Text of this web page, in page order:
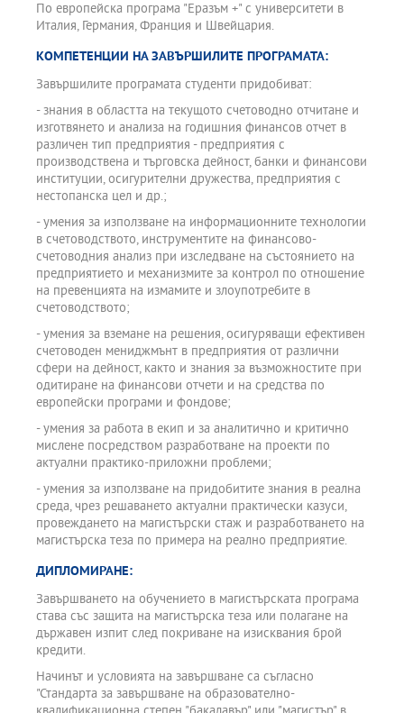
По европейска програма "Еразъм +" с университети в
Италия, Германия, Франция и Швейцария.
КОМПЕТЕНЦИИ НА ЗАВЪРШИЛИТЕ ПРОГРАМАТА:
Завършилите програмата студенти придобиват:
- знания в областта на текущото счетоводно отчитане и
изготвянето и анализа на годишния финансов отчет в
различен тип предприятия - предприятия с
производствена и търговска дейност, банки и финансови
институции, осигурителни дружества, предприятия с
нестопанска цел и др.;
- умения за използване на информационните технологии
в счетоводството, инструментите на финансово-
счетоводния анализ при изследване на състоянието на
предприятието и механизмите за контрол по отношение
на превенцията на измамите и злоупотребите в
счетоводството;
- умения за вземане на решения, осигуряващи ефективен
счетоводен мениджмънт в предприятия от различни
сфери на дейност, както и знания за възможностите при
одитиране на финансови отчети и на средства по
европейски програми и фондове;
- умения за работа в екип и за аналитично и критично
мислене посредством разработване на проекти по
актуални практико-приложни проблеми;
- умения за използване на придобитите знания в реална
среда, чрез решаването актуални практически казуси,
провеждането на магистърски стаж и разработването на
магистърска теза по примера на реално предприятие.
ДИПЛОМИРАНЕ:
Завършването на обучението в магистърската програма
става със защита на магистърска теза или полагане на
държавен изпит след покриване на изисквания брой
кредити.
Начинът и условията на завършване са съгласно
"Стандарта за завършване на образователно-